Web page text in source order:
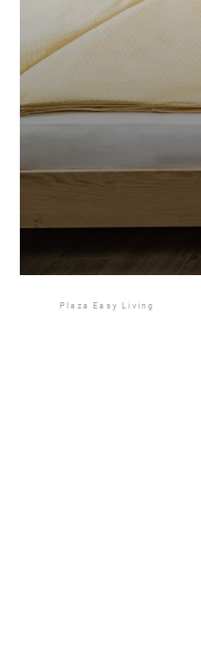
Plaza Easy Living